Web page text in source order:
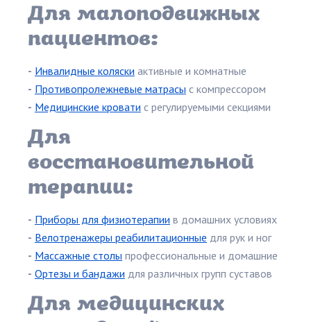
Для малоподвижных
пациентов:
- Инвалидные коляски активные и комнатные
- Противопролежневые матрасы с компрессором
- Медицинские кровати с регулируемыми секциями
Для
восстановительной
терапии:
- Приборы для физиотерапии в домашних условиях
- Велотренажеры реабилитационные для рук и ног
- Массажные столы профессиональные и домашние
- Ортезы и бандажи для различных групп суставов
Для медицинских